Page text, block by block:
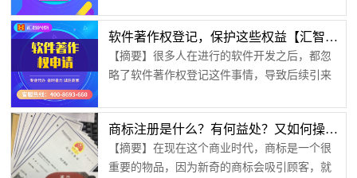
税收优惠，而没有经过认定的企业只能享受百
分之二十五的税收优惠。百分之的税率减免力
度...
也比较高，因此软件的重要性不言而喻。为了
保护自己的软件，让自己合法享有一些权益，
软件著作权登记是不错的方式，可以通过法律
来保护自己的软件成果，那么如何能够成功获
式，一种是自己进行申请，另一种是通过软著
代理公司进行申请，只要提供的材料完整，两
种...
软件著作权登记，保护这些权益【汇智兴泰】
【摘要】很多人在进行的软件开发之后，都忽
略了软件著作权登记这件事情，导致后续引来
拥有了这项著作权之后，能够同时获得哪些权
利。1、使用权进行完软件著作权登记之后，就
意味着著作权所有者拥有了这个软件的使用权
这个使用权可以说是各方面的，无论是将软件
商标注册是什么？有何益处？又如何操作？【汇智兴泰】
【摘要】在现在这个商业时代，商标是一个很
重要的物品，因为新奇的商标会吸引顾客，就